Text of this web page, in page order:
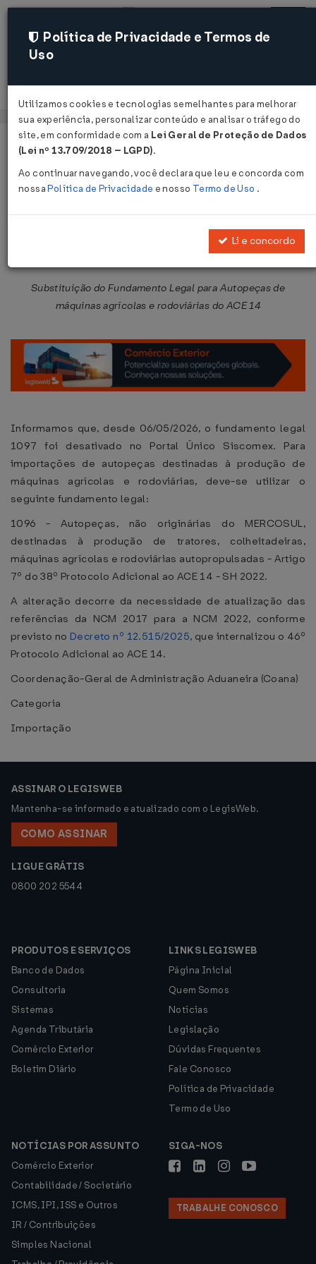
Acessar
Página Inicial Legislações
Notícia Siscomex Importação Nº 40
Substituição do Fundamento Legal para Autopeças de
máquinas agrícolas e rodoviárias do ACE 14
Informamos que, desde 06/05/2026, o fundamento legal
1097 foi desativado no Portal Único Siscomex. Para
importações de autopeças destinadas à produção de
máquinas agrícolas e rodoviárias, deve-se utilizar o
seguinte fundamento legal:
1096 - Autopeças, não originárias do MERCOSUL,
destinadas à produção de tratores, colheitadeiras,
máquinas agrícolas e rodoviárias autopropulsadas - Artigo
7º do 38º Protocolo Adicional ao ACE 14 - SH 2022.
A alteração decorre da necessidade de atualização das
referências da NCM 2017 para a NCM 2022, conforme
previsto no Decreto nº 12.515/2025, que internalizou o 46º
Protocolo Adicional ao ACE 14.
Coordenação-Geral de Administração Aduaneira (Coana)
Categoria
Importação
ASSINAR O LEGISWEB
Mantenha-se informado e atualizado com o LegisWeb.
COMO ASSINAR
LIGUE GRÁTIS
0800 202 5544
PRODUTOS E SERVIÇOS
Banco de Dados
Consultoria
Sistemas
Agenda Tributária
Comércio Exterior
Boletim Diário
LINKS LEGISWEB
Página Inicial
Quem Somos
Notícias
Legislação
Dúvidas Frequentes
Fale Conosco
Política de Privacidade
Termo de Uso
NOTÍCIAS POR ASSUNTO
Comércio Exterior
Contabilidade / Societário
ICMS, IPI, ISS e Outros
IR / Contribuições
Simples Nacional
SIGA-NOS
TRABALHE CONOSCO
Política de Privacidade e Termos de
Uso
Utilizamos cookies e tecnologias semelhantes para melhorar
sua experiência, personalizar conteúdo e analisar o tráfego do
site, em conformidade com a Lei Geral de Proteção de Dados
(Lei nº 13.709/2018 – LGPD).
Ao continuar navegando, você declara que leu e concorda com
nossaPolítica de Privacidade e nosso Termo de Uso .
Li e concordo